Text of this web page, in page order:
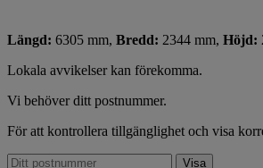
Längd: 6305 mm, Bredd: 2344 mm, Höjd:
Lokala avvikelser kan förekomma.
Vi behöver ditt postnummer.
För att kontrollera tillgänglighet och visa